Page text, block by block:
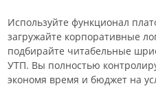
Используйте функционал
загружайте корпоративные
подбирайте читабельные
УТП. Вы полностью
экономя время и бюджет на